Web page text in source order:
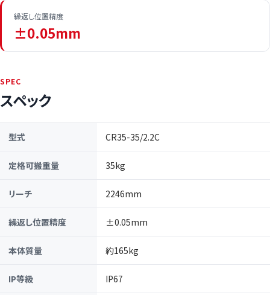
繰返し位置精度
±0.05mm
SPEC
スペック
型式 CR35-35/2.2C
定格可搬重量 35kg
リーチ 2246mm
繰返し位置精度 ±0.05mm
本体質量 約165kg
IP等級 IP67